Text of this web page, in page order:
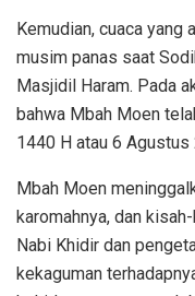
Kemudian, cuaca yang
musim panas saat
Masjidil Haram. Pada
bahwa Mbah Moen
1440 H atau 6 Agustus
Mbah Moen
karomahnya, dan
Nabi Khidir dan
kekaguman